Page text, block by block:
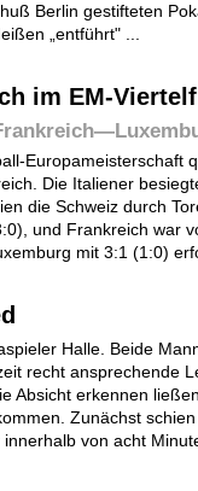
Berlin gestifteten
„entführt" ...
im EM-
Europameisterschaft
Die Italiener
die Schweiz durch
und Frankreich war
mit 3:1 (1:0)
Halle. Beide
recht ansprechende
Absicht erkennen
Zunächst
von acht